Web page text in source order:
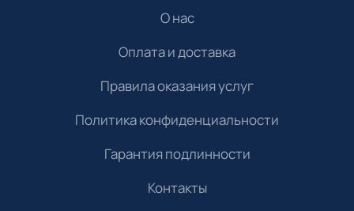
О нас
Оплата и доставка
Правила оказания услуг
Политика конфиденциальности
Гарантия подлинности
Контакты